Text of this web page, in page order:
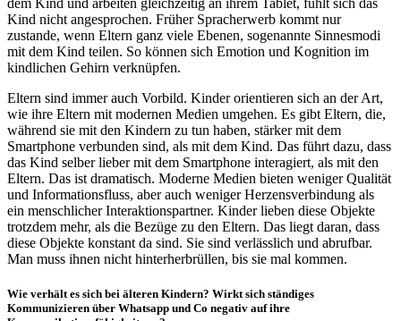
Kind nicht angesprochen. Früher Spracherwerb kommt nur
zustande, wenn Eltern ganz viele Ebenen, sogenannte Sinnesmodi
mit dem Kind teilen. So können sich Emotion und Kognition im
kindlichen Gehirn verknüpfen.
Eltern sind immer auch Vorbild. Kinder orientieren sich an der Art,
wie ihre Eltern mit modernen Medien umgehen. Es gibt Eltern, die,
während sie mit den Kindern zu tun haben, stärker mit dem
Smartphone verbunden sind, als mit dem Kind. Das führt dazu, dass
das Kind selber lieber mit dem Smartphone interagiert, als mit den
Eltern. Das ist dramatisch. Moderne Medien bieten weniger Qualität
und Informationsfluss, aber auch weniger Herzensverbindung als
ein menschlicher Interaktionspartner. Kinder lieben diese Objekte
trotzdem mehr, als die Bezüge zu den Eltern. Das liegt daran, dass
diese Objekte konstant da sind. Sie sind verlässlich und abrufbar.
Man muss ihnen nicht hinterherbrüllen, bis sie mal kommen.
Wie verhält es sich bei älteren Kindern? Wirkt sich ständiges
Kommunizieren über Whatsapp und Co negativ auf ihre